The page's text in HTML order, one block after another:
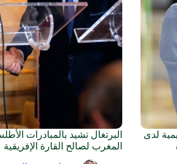
لدى
البرتغال تشيد بالمبادرات
المغرب لصالح القارة الإفريقية